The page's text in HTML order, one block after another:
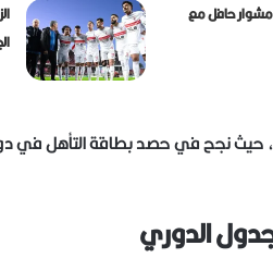
مشوار حافل مع
حيث نجح في حصد بطاقة التأهل في
الدوري